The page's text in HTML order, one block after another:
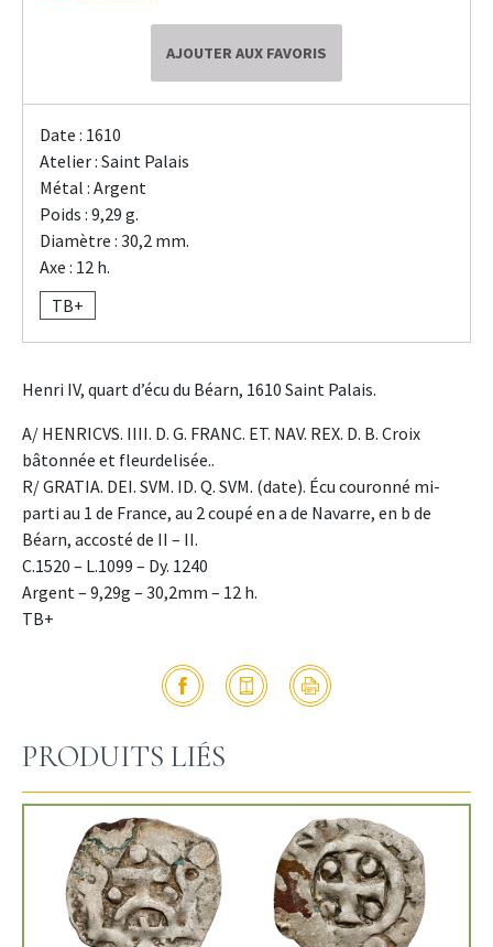
AJOUTER AUX FAVORIS
Date : 1610
Atelier : Saint Palais
Métal : Argent
Poids : 9,29 g.
Diamètre : 30,2 mm.
Axe : 12 h.
TB+
Henri IV, quart d’écu du Béarn, 1610 Saint Palais.
A/ HENRICVS. IIII. D. G. FRANC. ET. NAV. REX. D. B. Croix
bâtonnée et fleurdelisée..
R/ GRATIA. DEI. SVM. ID. Q. SVM. (date). Écu couronné mi-
parti au 1 de France, au 2 coupé en a de Navarre, en b de
Béarn, accosté de II – II.
C.1520 – L.1099 – Dy. 1240
Argent – 9,29g – 30,2mm – 12 h.
TB+
PRODUITS LIÉS